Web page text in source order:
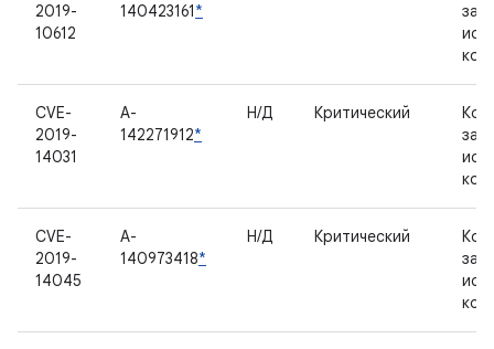
2019-
10612
140423161*
CVE-
2019-
14031
A-
142271912*
Н/Д Критический
CVE-
2019-
14045
A-
140973418*
Н/Д Критический